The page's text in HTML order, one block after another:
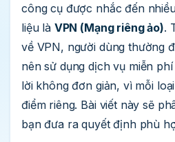
công cụ được nhắc đến
liệu là VPN (Mạng riêng ảo).
về VPN, người dùng thường
nên sử dụng dịch vụ miễn
lời không đơn giản, vì mỗi
điểm riêng. Bài viết này sẽ
bạn đưa ra quyết định phù